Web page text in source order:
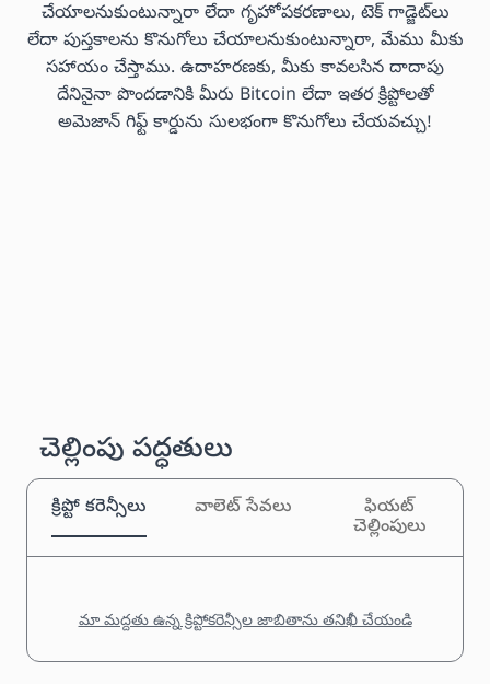
చేయాలనుకుంటున్నారా లేదా గృహోపకరణాలు, టెక్ గాడ్జెట్‌లు
లేదా పుస్తకాలను కొనుగోలు చేయాలనుకుంటున్నారా, మేము మీకు
సహాయం చేస్తాము. ఉదాహరణకు, మీకు కావలసిన దాదాపు
దేనినైనా పొందడానికి మీరు Bitcoin లేదా ఇతర క్రిప్టోలతో
అమెజాన్ గిఫ్ట్ కార్డును సులభంగా కొనుగోలు చేయవచ్చు!
చెల్లింపు పద్ధతులు
క్రిప్టో కరెన్సీలు వాలెట్ సేవలు
ఫియట్
చెల్లింపులు
మా మద్దతు ఉన్న క్రిప్టోకరెన్సీల జాబితాను తనిఖీ చేయండి